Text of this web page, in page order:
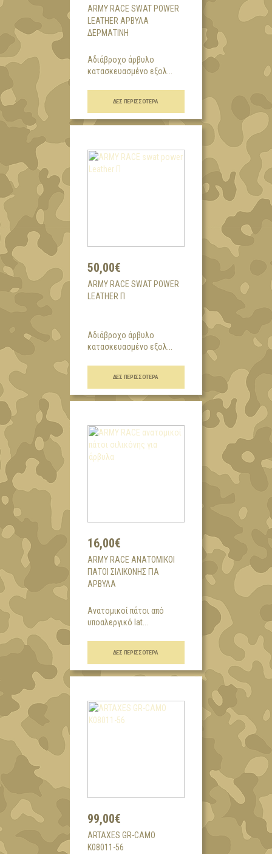
ARMY RACE SWAT POWER
LEATHER ΑΡΒΎΛΑ
ΔΕΡΜΆΤΙΝΗ
Αδιάβροχο άρβυλο
κατασκευασμένο εξολ...
ΔΕΣ ΠΕΡΙΣΣΌΤΕΡΑ
50,00€
ARMY RACE SWAT POWER
LEATHER Π
Αδιάβροχο άρβυλο
κατασκευασμένο εξολ...
ΔΕΣ ΠΕΡΙΣΣΌΤΕΡΑ
16,00€
ARMY RACE ΑΝΑΤΟΜΙΚΟΊ
ΠΆΤΟΙ ΣΙΛΙΚΌΝΗΣ ΓΙΑ
ΆΡΒΥΛΑ
Ανατομικοί πάτοι από
υποαλεργικό lat...
ΔΕΣ ΠΕΡΙΣΣΌΤΕΡΑ
99,00€
ARTAXES GR-CAMO
K08011-56